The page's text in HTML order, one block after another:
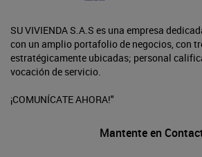
SU VIVIENDA S.A.S es una empresa
con un amplio portafolio de negocios, con
estratégicamente ubicadas; personal
vocación de servicio.
¡COMUNÍCATE AHORA!"
Mantente en